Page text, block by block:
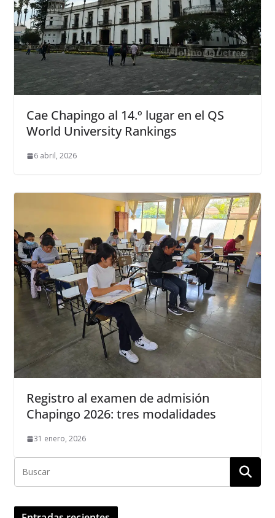
Cae Chapingo al 14.º lugar en el QS
World University Rankings
6 abril, 2026
Registro al examen de admisión
Chapingo 2026: tres modalidades
31 enero, 2026